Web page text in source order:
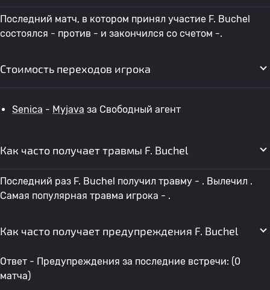
Последний матч, в котором принял участие F. Buchel
состоялся - против - и закончился со счетом -.
Стоимость переходов игрока
Senica - Myjava за Свободный агент
Как часто получает травмы F. Buchel
Последний раз F. Buchel получил травму - . Вылечил .
Самая популярная травма игрока - .
Как часто получает предупреждения F. Buchel
Ответ - Предупреждения за последние встречи: (0
матча)